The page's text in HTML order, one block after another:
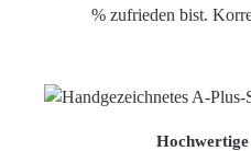
% zufrieden bist.